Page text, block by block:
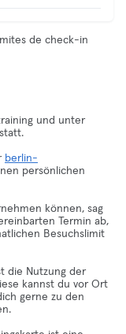
de check-in
und unter
berlin-
persönlichen
können, sag
Termin ab,
Besuchslimit
die Nutzung der
kannst du vor Ort
gerne zu den